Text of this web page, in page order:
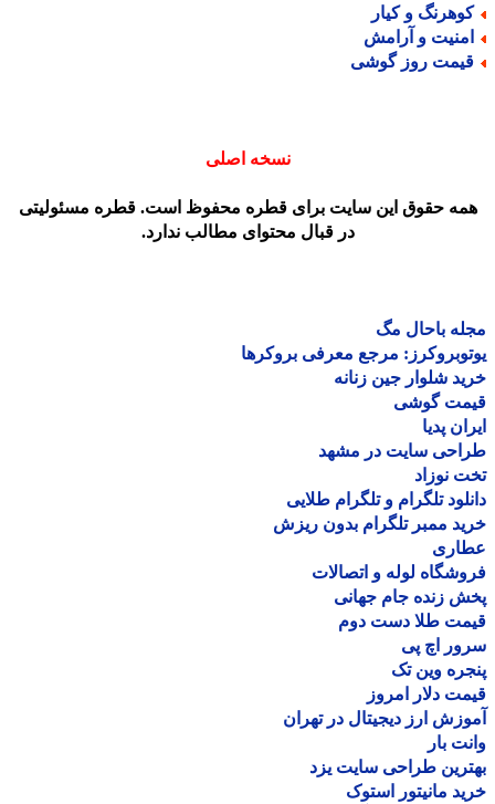
و کیار
و آرامش
روز گوشی
نسخه اصلی
حقوق این سایت برای قطره محفوظ است. قطره مسئولیتی
در قبال محتوای مطالب ندارد.
باحال مگ
مرجع معرفی بروکرها
شلوار جین زنانه
گوشی
پدیا
سایت در مشهد
نوزاد
تلگرام و تلگرام طلایی
ممبر تلگرام بدون ریزش
لوله و اتصالات
زنده جام جهانی
طلا دست دوم
اچ پی
وین تک
دلار امروز
ارز دیجیتال در تهران
بار
طراحی سایت یزد
مانیتور استوک